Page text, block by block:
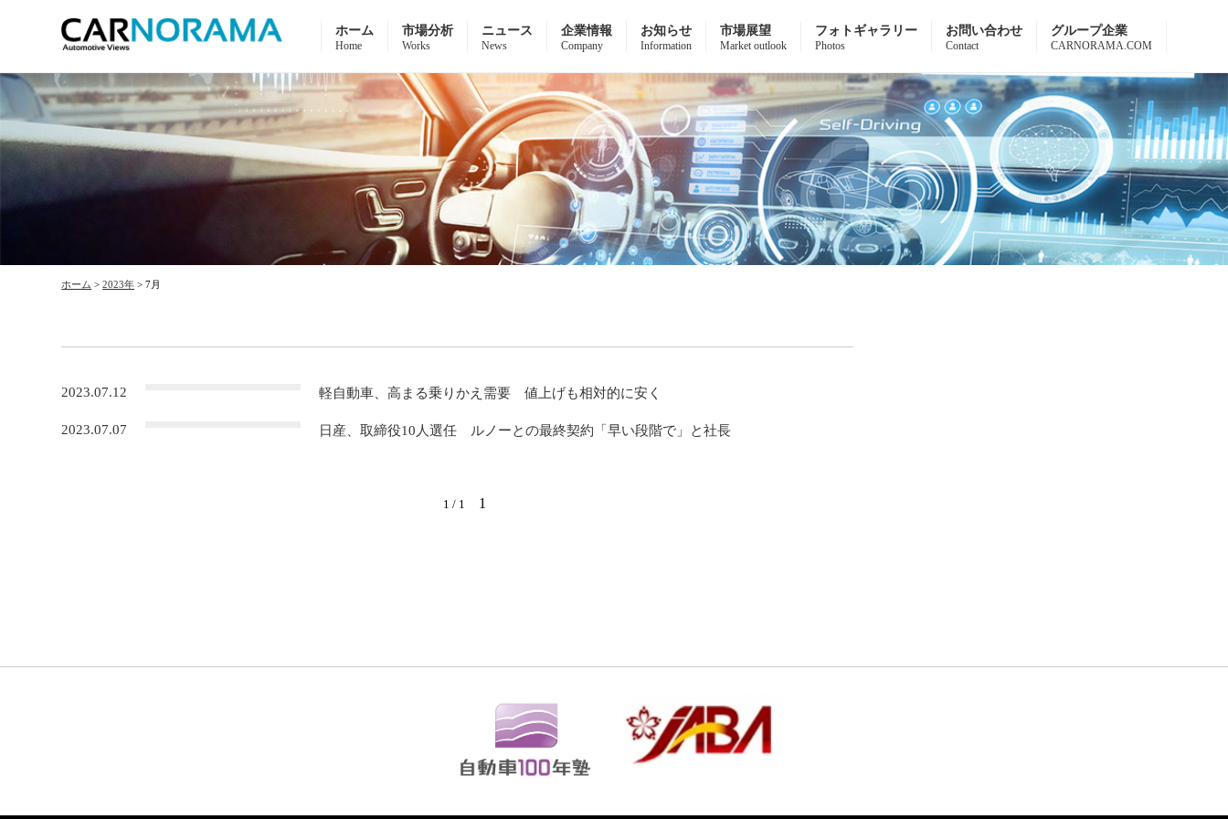
ホーム
Home
市場分析
Works
ニュース
News
企業情報
Company
お知らせ
Information
市場展望
Market outlook
フォトギャラリー
Photos
お問い合わせ
Contact
グループ企業
CARNORAMA.COM
ホーム >2023年 >7月
2023.07.12 軽自動車、高まる乗りかえ需要 値上げも相対的に安く
2023.07.07 日産、取締役10人選任 ルノーとの最終契約「早い段階で」と社長
1 / 1 1